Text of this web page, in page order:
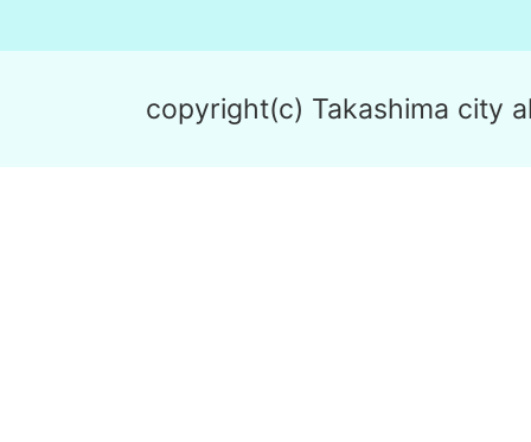
copyright(c) Takashima city